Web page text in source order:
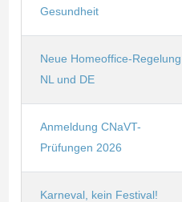
Gesundheit
Neue Homeoffice-Regelung
NL und DE
Anmeldung CNaVT-
Prüfungen 2026
Karneval, kein Festival!